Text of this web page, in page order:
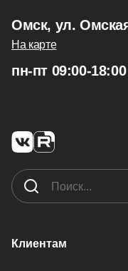
Омск, ул.
На карте
пн-пт 09:00-18:00
Клиентам